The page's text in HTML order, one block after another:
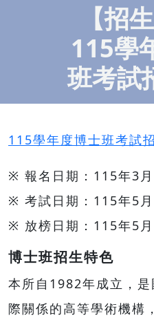
【招
115學
班考試
115學年度博士班考試
※ 報名日期：115年3
※ 考試日期：115年5月
※ 放榜日期：115年5月
博士班招生特色
本所自1982年成立，
際關係的高等學術機構